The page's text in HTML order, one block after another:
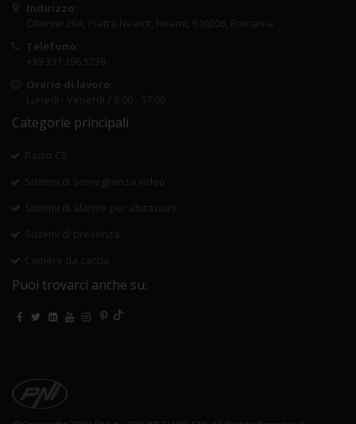
Indirizzo:
Olteniei 26A, Piatra Neamt, Neamt, 610206, Romania
Telefono:
+39 331 396 5239
Orario di lavoro:
Lunedi - Venerdi / 8:00 - 17:00
Categorie principali
Radio CB
Sistemi di sorveglianza video
Sistemi di alarme per abitazioni
Sistemi di presenza
Camere da caccia
Puoi trovarci anche su: